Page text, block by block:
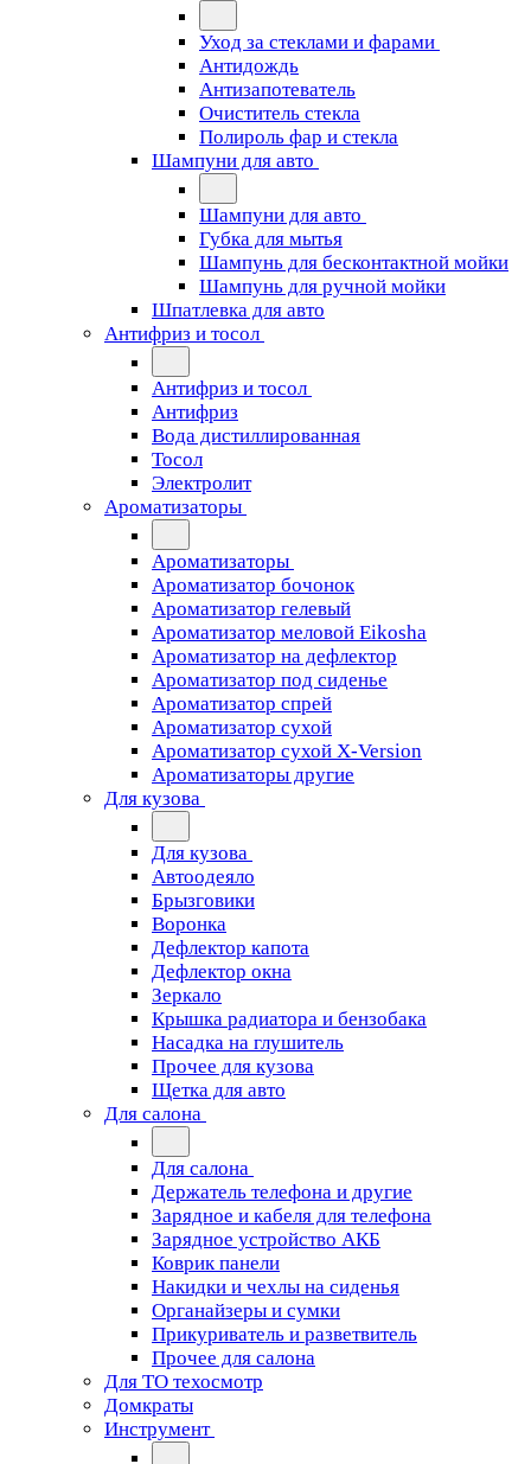
Уход за стеклами и фарами
Антидождь
Антизапотеватель
Очиститель стекла
Полироль фар и стекла
Шампуни для авто
Шампуни для авто
Губка для мытья
Шампунь для бесконтактной мойки
Шампунь для ручной мойки
Шпатлевка для авто
Антифриз и тосол
Антифриз и тосол
Антифриз
Вода дистиллированная
Тосол
Электролит
Ароматизаторы
Ароматизаторы
Ароматизатор бочонок
Ароматизатор гелевый
Ароматизатор меловой Eikosha
Ароматизатор на дефлектор
Ароматизатор под сиденье
Ароматизатор спрей
Ароматизатор сухой
Ароматизатор сухой X-Version
Ароматизаторы другие
Для кузова
Для кузова
Автоодеяло
Брызговики
Воронка
Дефлектор капота
Дефлектор окна
Зеркало
Крышка радиатора и бензобака
Насадка на глушитель
Прочее для кузова
Щетка для авто
Для салона
Для салона
Держатель телефона и другие
Зарядное и кабеля для телефона
Зарядное устройство АКБ
Коврик панели
Накидки и чехлы на сиденья
Органайзеры и сумки
Прикуриватель и разветвитель
Прочее для салона
Для ТО техосмотр
Домкраты
Инструмент